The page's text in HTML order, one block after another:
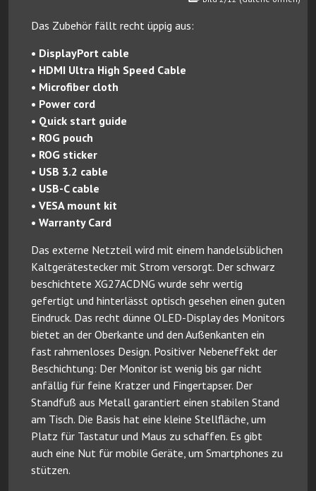
Das Zubehör fällt recht üppig aus:
• DisplayPort cable
• HDMI Ultra High Speed Cable
• Microfiber cloth
• Power cord
• Quick start guide
• ROG pouch
• ROG sticker
• USB 3.2 cable
• USB-C cable
• VESA mount kit
• Warranty Card
Das externe Netzteil wird mit einem handelsüblichen
Kaltgerätestecker mit Strom versorgt. Der schwarz
beschichtete XG27ACDNG wurde sehr wertig
gefertigt und hinterlässt optisch gesehen einen guten
Eindruck. Das recht dünne OLED-Display des Monitors
bietet an der Oberkante und den Außenkanten ein
fast rahmenloses Design. Positiver Nebeneffekt der
Beschichtung: Der Monitor ist wenig bis gar nicht
anfällig für feine Kratzer und Fingertapser. Der
Standfuß aus Metall garantiert einen stabilen Stand
am Tisch. Die Basis hat eine kleine Stellfläche, um
Platz für Tastatur und Maus zu schaffen. Es gibt
auch eine Nut für mobile Geräte, um Smartphones zu
stützen.